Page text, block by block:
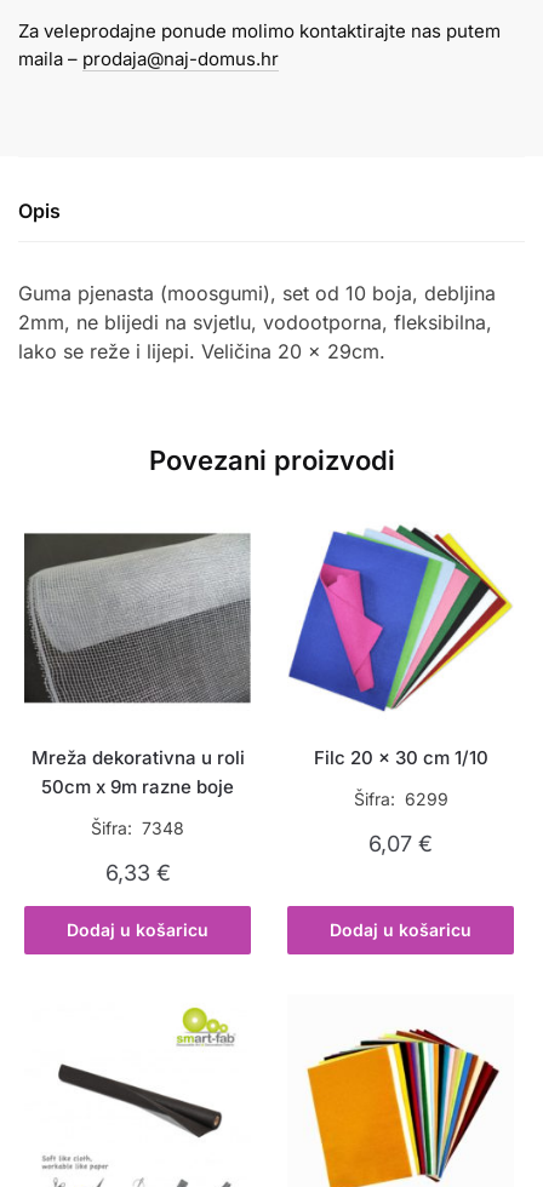
boja
Moosgumi
Za veleprodajne ponude molimo kontaktirajte nas putem
maila – prodaja@naj-domus.hr
Opis
Guma pjenasta (moosgumi), set od 10 boja, debljina
2mm, ne blijedi na svjetlu, vodootporna, fleksibilna,
lako se reže i lijepi. Veličina 20 x 29cm.
Povezani proizvodi
Mreža dekorativna u roli
50cm x 9m razne boje
Šifra: 7348
6,33 €
Dodaj u košaricu
Filc 20 x 30 cm 1/10
Šifra: 6299
6,07€
Dodaj u košaricu